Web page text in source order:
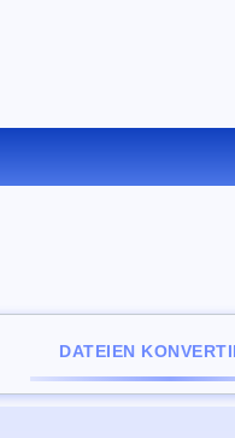
DATEIEN